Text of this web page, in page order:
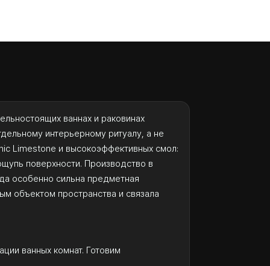
ваннах и раковинах
интерьерному ритуалу, а не
Limestone и высокоэффективных смол:
поверхности. Производство в
особенно сильна предметная
объектом пространства и связала
ванных комнат. Готовим